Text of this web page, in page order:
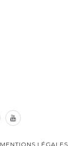
MENTIONS LÉGALES